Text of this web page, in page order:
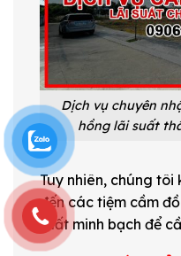
Dịch vụ chuyên
hồng lãi suất
Tuy nhiên, chúng tôi
đến các tiệm cầm
suất minh bạch để